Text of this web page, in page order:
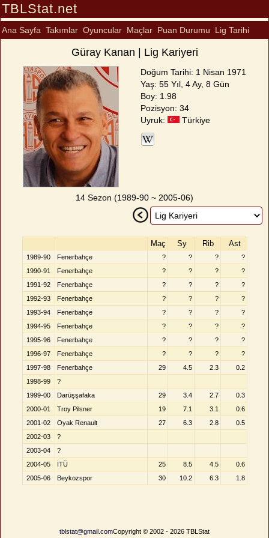
TBLStat.net
Ana Sayfa Takımlar Oyuncular Maçlar Puan Durumu Lig Tarihi
Güray Kanan | Lig Kariyeri
Doğum Tarihi: 1 Nisan 1971
Yaş: 55 Yıl, 4 Ay, 8 Gün
Boy: 1.98
Pozisyon: 34
Uyruk:
Türkiye
14 Sezon (1989-90 ~ 2005-06)
Maç Sy Rib Ast
1989-90 Fenerbahçe ? ? ?
?
1990-91
Fenerbahçe ? ? ?
?
1991-92
Fenerbahçe ? ? ?
?
1992-93
Fenerbahçe ? ? ?
?
1993-94
Fenerbahçe ? ? ?
?
1994-95
Fenerbahçe ? ? ?
?
1995-96
Fenerbahçe ? ? ?
?
1996-97
Fenerbahçe ? ? ?
?
1997-98
Fenerbahçe 29 4.5 2.3
0.2
1998-99
?
1999-00
Darüşşafaka 29 3.4 2.7
0.3
2000-01
Troy Pilsner 19 7.1 3.1
0.6
2001-02
Oyak Renault 27 6.3 2.8
0.5
2002-03
?
2003-04
?
2004-05
İTÜ 25 8.5 4.5
0.6
2005-06
Beykozspor 30 10.2 6.3 1.8
tblstat@gmail.comCopyright © 2002 - 2026 TBLStat